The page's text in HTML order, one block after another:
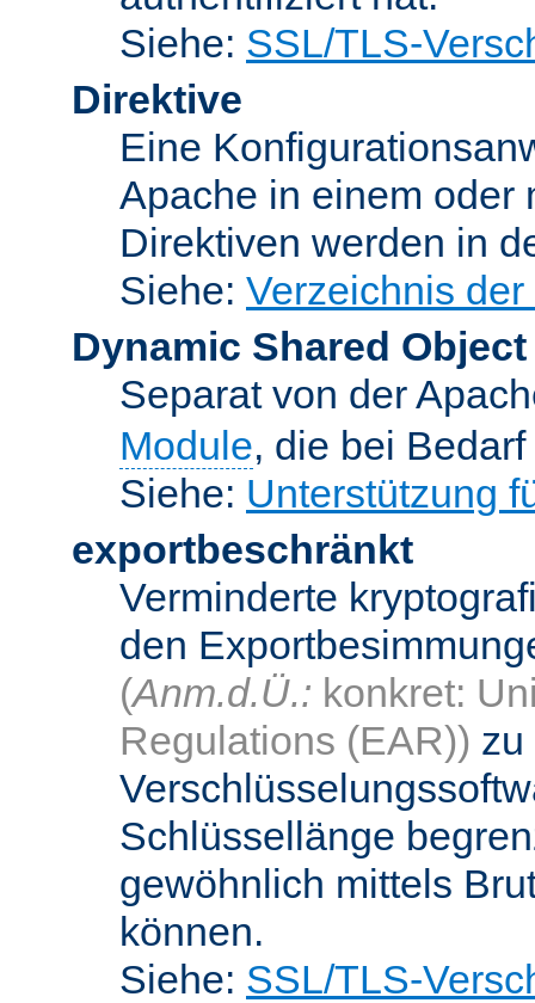
Siehe: SSL/TLS-
Direktive
Eine
Apache in einem oder
Direktiven werden in
Siehe: Verzeichnis
Dynamic Shared Object
Separat von der
Module, die bei
Siehe: Unterstützung
exportbeschränkt
Verminderte
den
(Anm.d.Ü.: konkret:
Regulations (EAR)) zu
Schlüssellänge
gewöhnlich mittels
können.
Siehe: SSL/TLS-